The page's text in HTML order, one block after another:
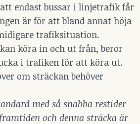
endast bussar i linjetrafik får
är för att bland annat höja
trafiksituation.
köra in och ut från, beror
i trafiken för att köra ut.
om sträckan behöver
med så snabba restider
och denna sträcka är